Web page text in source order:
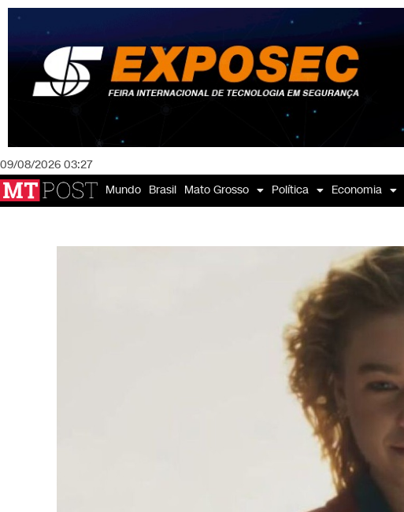
09/08/2026 03:27
Mundo Brasil Mato Grosso Política Economia